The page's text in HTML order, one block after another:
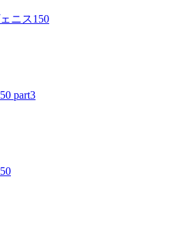
ニス150
part3